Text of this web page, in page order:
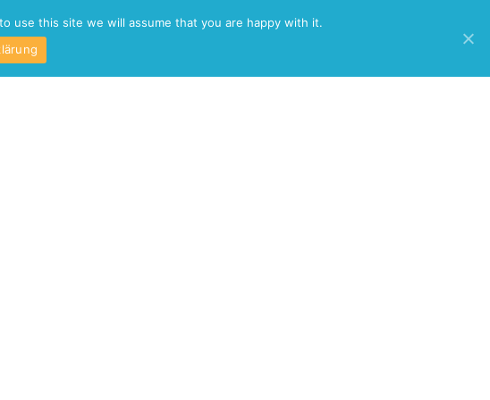
/
use this site we will assume that you are happy with it.